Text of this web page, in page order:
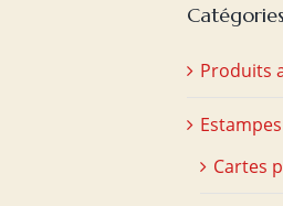
Produits
Estampes
Cartes